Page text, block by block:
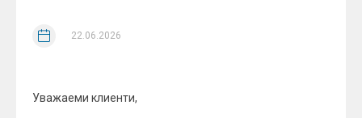
22.06.2026
Уважаеми клиенти,